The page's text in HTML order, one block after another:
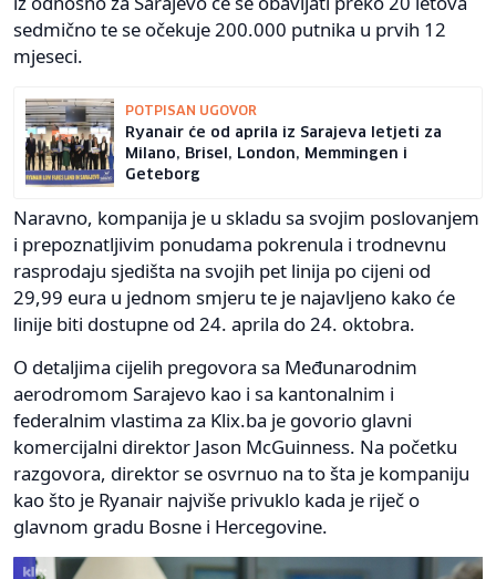
sedmično te se očekuje 200.000 putnika u prvih 12
mjeseci.
POTPISAN UGOVOR
Ryanair će od aprila iz Sarajeva letjeti za
Milano, Brisel, London, Memmingen i
Geteborg
Naravno, kompanija je u skladu sa svojim poslovanjem
i prepoznatljivim ponudama pokrenula i trodnevnu
rasprodaju sjedišta na svojih pet linija po cijeni od
29,99 eura u jednom smjeru te je najavljeno kako će
linije biti dostupne od 24. aprila do 24. oktobra.
O detaljima cijelih pregovora sa Međunarodnim
aerodromom Sarajevo kao i sa kantonalnim i
federalnim vlastima za Klix.ba je govorio glavni
komercijalni direktor Jason McGuinness. Na početku
razgovora, direktor se osvrnuo na to šta je kompaniju
kao što je Ryanair najviše privuklo kada je riječ o
glavnom gradu Bosne i Hercegovine.